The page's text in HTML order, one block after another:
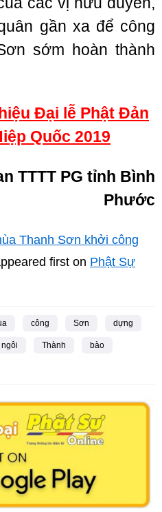
gần xa để công
sớm hoàn thành
Đại lễ Phật Đản
Quốc 2019
TTTT PG tỉnh Bình
Phước
Thanh Sơn khởi công
first on Phật Sự
công Sơn dựng
ngôi Thành bào